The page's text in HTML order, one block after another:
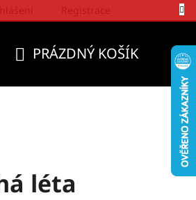
PRÁZDNÝ KOŠÍK
léta